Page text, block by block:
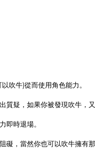
吹牛)從而使用角色能力。
質疑，如果你被發現吹牛，
即時退場。
礙，當然你也可以吹牛擁有